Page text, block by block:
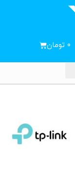
۰ تومان